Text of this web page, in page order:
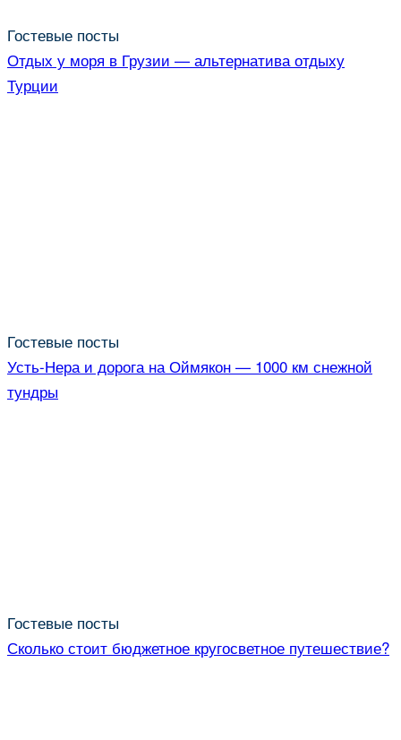
Гостевые посты
Отдых у моря в Грузии — альтернатива отдыху
Турции
Гостевые посты
Усть-Нера и дорога на Оймякон — 1000 км снежной
тундры
Гостевые посты
Сколько стоит бюджетное кругосветное путешествие?